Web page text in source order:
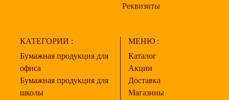
Реквизиты
КАТЕГОРИИ :
Бумажная продукция для
офиса
Бумажная продукция для
школы
МЕНЮ :
Каталог
Акции
Доставка
Магазины